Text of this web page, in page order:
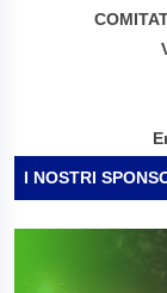
I NOSTRI